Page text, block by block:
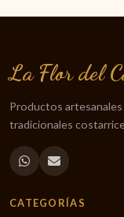
La Flor del
Productos artesanales
tradicionales
CATEGORÍAS